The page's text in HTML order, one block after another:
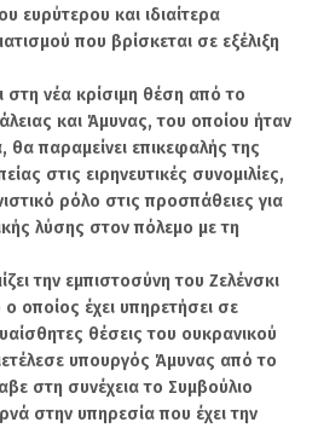
η αρχιτεκτονική
τη θαλάσσια ασφάλεια,
και την προστασία
Για τον λόγο αυτό,
πρωτοβουλία στην
πρέπει να αξιολογείται
από το πρίσμα της
ως βασικούς πυλώνες
ασφάλειας την
της Μαύρης Θάλασσας»
«Ασπίδα της
ευρύτερου και ιδιαίτερα
που βρίσκεται σε εξέλιξη
στη νέα κρίσιμη θέση από το
και Άμυνας, του οποίου ήταν
παραμείνει επικεφαλής της
στις ειρηνευτικές συνομιλίες,
ρόλο στις προσπάθειες για
λύσης στον πόλεμο με τη
την εμπιστοσύνη του Ζελένσκι
οποίος έχει υπηρετήσει σε
θέσεις του ουκρανικού
υπουργός Άμυνας από το
στη συνέχεια το Συμβούλιο
στην υπηρεσία που έχει την